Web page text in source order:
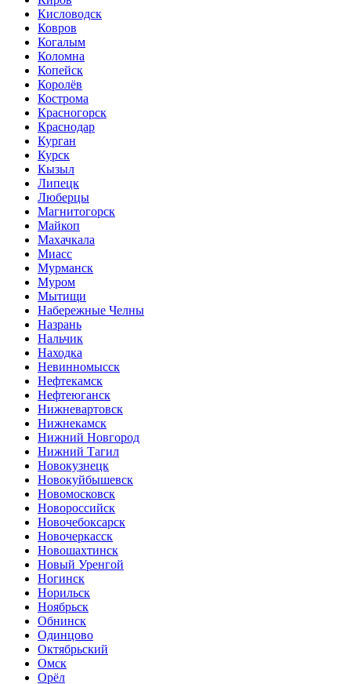
Кисловодск
Ковров
Когалым
Коломна
Копейск
Королёв
Кострома
Красногорск
Краснодар
Курган
Курск
Кызыл
Липецк
Люберцы
Магнитогорск
Майкоп
Махачкала
Миасс
Мурманск
Муром
Мытищи
Набережные Челны
Назрань
Нальчик
Находка
Невинномысск
Нефтекамск
Нефтеюганск
Нижневартовск
Нижнекамск
Нижний Новгород
Нижний Тагил
Новокузнецк
Новокуйбышевск
Новомосковск
Новороссийск
Новочебоксарск
Новочеркасск
Новошахтинск
Новый Уренгой
Ногинск
Норильск
Ноябрьск
Обнинск
Одинцово
Октябрьский
Омск
Орёл